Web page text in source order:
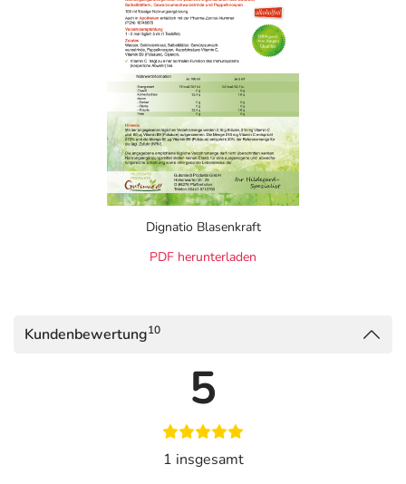
Dignatio Blasenkraft
PDF herunterladen
Kundenbewertung10
5
1 insgesamt